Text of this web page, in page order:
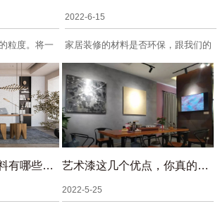
粒度。将一
2022-6-15
家居装修的材料是否环保，跟我们的
健康是息息相关的...
家庭装修用艺术涂料有哪些好处? 艺术漆这几个优点，你真的需要了解
2022-5-25